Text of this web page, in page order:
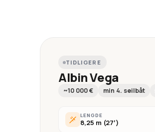
TIDLIGERE
Albin Vega
~10 000 € min 4. seilbåt
LENGDE
8,25 m (27′)